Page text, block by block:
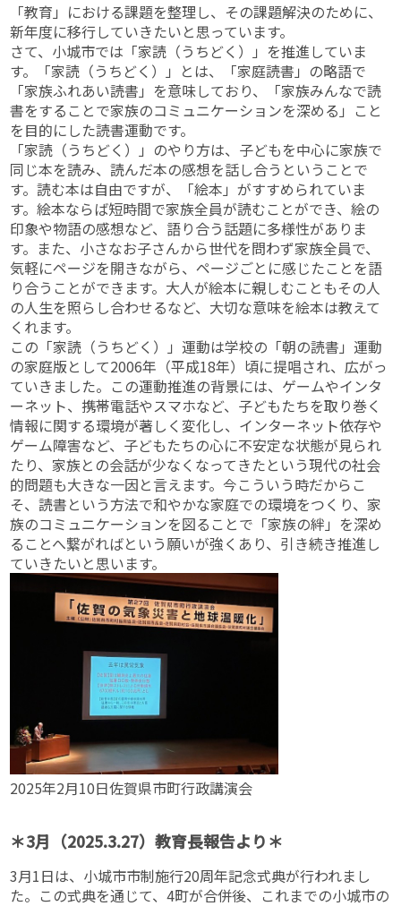
「教育」における課題を整理し、その課題解決のために、
新年度に移行していきたいと思っています。
さて、小城市では「家読（うちどく）」を推進していま
す。「家読（うちどく）」とは、「家庭読書」の略語で
「家族ふれあい読書」を意味しており、「家族みんなで読
書をすることで家族のコミュニケーションを深める」こと
を目的にした読書運動です。
「家読（うちどく）」のやり方は、子どもを中心に家族で
同じ本を読み、読んだ本の感想を話し合うということで
す。読む本は自由ですが、「絵本」がすすめられていま
す。絵本ならば短時間で家族全員が読むことができ、絵の
印象や物語の感想など、語り合う話題に多様性がありま
す。また、小さなお子さんから世代を問わず家族全員で、
気軽にページを開きながら、ページごとに感じたことを語
り合うことができます。大人が絵本に親しむこともその人
の人生を照らし合わせるなど、大切な意味を絵本は教えて
くれます。
この「家読（うちどく）」運動は学校の「朝の読書」運動
の家庭版として2006年（平成18年）頃に提唱され、広がっ
ていきました。この運動推進の背景には、ゲームやインタ
ーネット、携帯電話やスマホなど、子どもたちを取り巻く
情報に関する環境が著しく変化し、インターネット依存や
ゲーム障害など、子どもたちの心に不安定な状態が見られ
たり、家族との会話が少なくなってきたという現代の社会
的問題も大きな一因と言えます。今こういう時だからこ
そ、読書という方法で和やかな家庭での環境をつくり、家
族のコミュニケーションを図ることで「家族の絆」を深め
ることへ繋がればという願いが強くあり、引き続き推進し
ていきたいと思います。
2025年2月10日佐賀県市町行政講演会
＊3月（2025.3.27）教育長報告より＊
3月1日は、小城市市制施行20周年記念式典が行われまし
た。この式典を通じて、4町が合併後、これまでの小城市の